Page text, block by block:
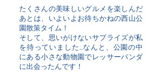
たくさんの美味しいグルメを楽しんだ
あとは、いよいよお待ちかねの西山公
園散策タイム！
そして、思いがけないサプライズが私
を待っていました…なんと、公園の中
にある小さな動物園でレッサーパンダ
に出会ったんです！